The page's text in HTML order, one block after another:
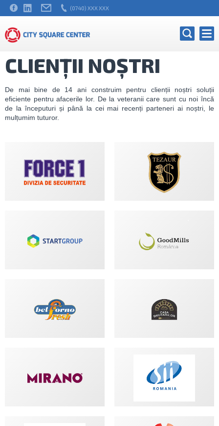
(0740) XXX XXX
CLIENȚII NOȘTRI
De mai bine de 14 ani construim pentru clienții noștri soluții
eficiente pentru afacerile lor. De la veteranii care sunt cu noi încă
de la începuturi și până la cei mai recenți parteneri ai noștri, le
mulțumim tuturor.